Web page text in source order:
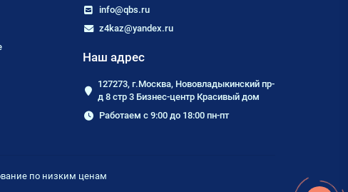
info@qbs.ru
z4kaz@yandex.ru
Наш адрес
127273, г.Москва, Нововладыкинский пр-
д 8 стр 3 Бизнес-центр Красивый дом
Работаем с 9:00 до 18:00 пн-пт
по низким ценам